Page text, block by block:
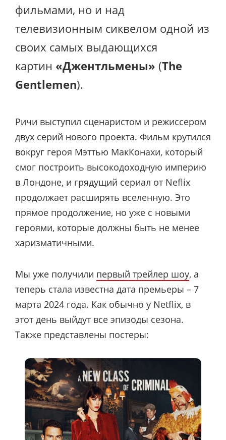
фильмами, но и над
телевизионным сиквелом одной из
своих самых выдающихся
картин «Джентльмены» (The
Gentlemen).
Ричи выступил сценаристом и режиссером
двух серий нового проекта. Фильм крутился
вокруг героя Мэттью МакКонахи, который
смог построить высокодоходную империю
в Лондоне, и грядущий сериал от Neflix
продолжает расширять вселенную. Это
прямое продолжение, но уже с новыми
героями, которые должны быть не менее
харизматичными.
Мы уже получили первый трейлер шоу, а
теперь стала известна дата премьеры – 7
марта 2024 года. Как обычно у Netflix, в
этот день выйдут все эпизоды сезона.
Также представлены постеры: